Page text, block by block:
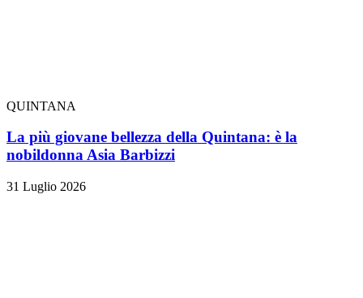
QUINTANA
La più giovane bellezza della Quintana: è la
nobildonna Asia Barbizzi
31 Luglio 2026